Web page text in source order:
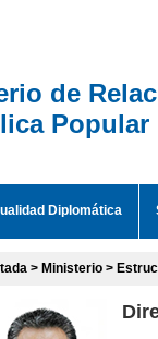
de
Popular
Diplomática
> Ministerio >